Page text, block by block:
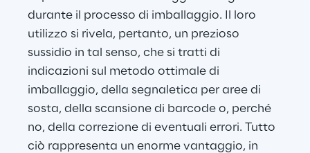
durante il processo di imballaggio. Il loro
utilizzo si rivela, pertanto, un prezioso
sussidio in tal senso, che si tratti di
indicazioni sul metodo ottimale di
imballaggio, della segnaletica per aree di
sosta, della scansione di barcode o, perché
no, della correzione di eventuali errori. Tutto
ciò rappresenta un enorme vantaggio, in